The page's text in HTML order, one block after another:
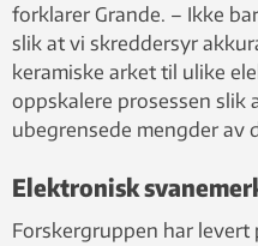
forklarer Grande. – Ikke
slik at vi skreddersyr
keramiske arket til ulike
oppskalere prosessen
ubegrensede mengder av
Elektronisk
Forskergruppen har